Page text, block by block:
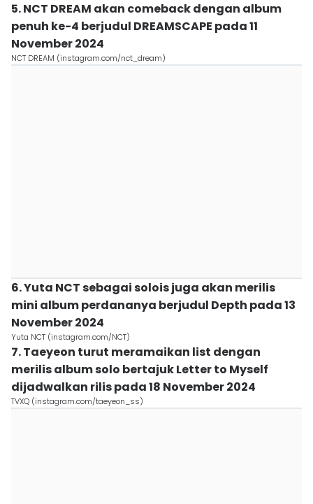
5. NCT DREAM akan comeback dengan album
penuh ke-4 berjudul DREAMSCAPE pada 11
November 2024
NCT DREAM (instagram.com/nct_dream)
6. Yuta NCT sebagai solois juga akan merilis
mini album perdananya berjudul Depth pada 13
November 2024
Yuta NCT (instagram.com/NCT)
7. Taeyeon turut meramaikan list dengan
merilis album solo bertajuk Letter to Myself
dijadwalkan rilis pada 18 November 2024
TVXQ (instagram.com/taeyeon_ss)